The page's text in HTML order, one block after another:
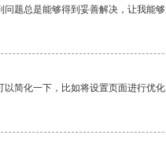
题总是能够得到妥善解决，让我能够
简化一下，比如将设置页面进行优化